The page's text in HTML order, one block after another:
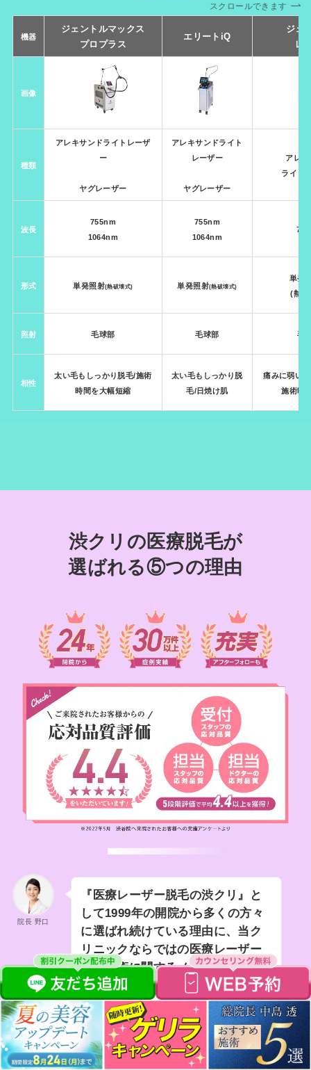
スクロールできます
機器
ジェントルマックス
プロプラス
エリートiQ
ジェ
レ
画像
種類
アレキサンドライトレーザ
ー
ヤグレーザー
アレキサンドライト
レーザー
ヤグレーザー
アレ
ライト
波長
755nm
1064nm
755nm
1064nm
形式 単発照射(熱破壊式) 単発照射(熱破壊式)
単発
(熱破
照射 毛球部 毛球部 毛
相性
太い毛もしっかり脱毛/施術
時間を大幅短縮
太い毛もしっかり脱
毛/日焼け肌
痛みに弱い/
施術時
渋クリの医療脱毛が
選ばれる⑤つの理由
院長 野口
『医療レーザー脱毛の渋クリ』と
して1999年の開院から多くの方々
に選ばれ続けている理由に、当ク
リニックならではの医療レーザー
脱毛施術に関するノウハウがあり
ます。
スクロールできます